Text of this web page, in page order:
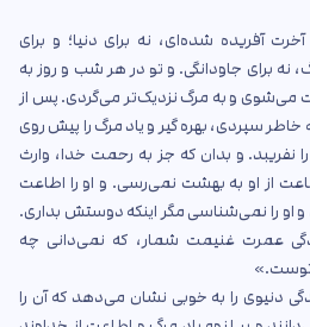
آفریده شده‌ای، نه برای دنیا؛ و برای
نه برای جاودانگی. و تو در هر شب و روز به
می‌شوی و به مرگ نزدیک‌تر می‌گردی. پس از
سپردی، بهره گیر و یاد مرگ را پیش روی
نفریبد. و بدان که جز به رحمت خدا، وارث
از او به بهشت نمی‌رسی. و او را اطاعت
و او را نمی‌شناسی مگر اینکه دوستش بداری.
عمرت غنیمت شمار، که نمی‌دانی چه
توست.»
دنیوی را به خوبی نشان می‌دهد که آن را